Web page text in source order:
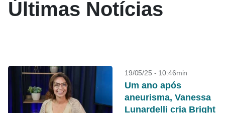
Últimas Notícias
19/05/25 - 10:46min
Um ano após
aneurisma, Vanessa
Lunardelli cria Bright